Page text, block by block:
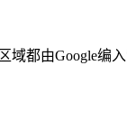
都由Google编